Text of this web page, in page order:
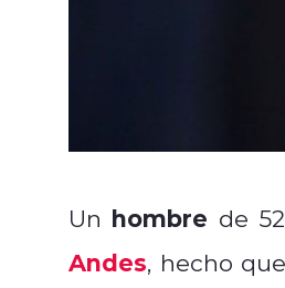
Un hombre de
Andes, hecho que